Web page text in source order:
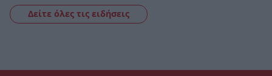
Δείτε όλες τις ειδήσεις